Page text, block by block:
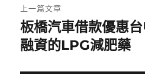
章
導
覽
上一篇文章
上
一
文
板橋汽車借款優惠
融資的LPG減肥藥